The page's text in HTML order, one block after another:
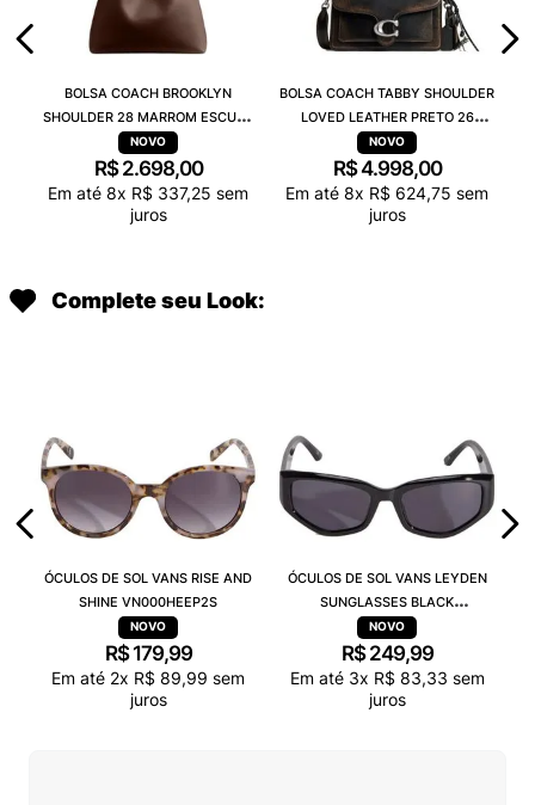
BOLSA COACH BROOKLYN
SHOULDER 28 MARROM ESCURO
CU068B4MPL
R$ 2.698,00
Em até 8x R$ 337,25 sem
juros
BOLSA COACH TABBY SHOULDER
LOVED LEATHER PRETO 26
CBH35LHPMZ
R$4.998,00
Em até 8x R$ 624,75 sem
juros
Complete seu Look:
ÓCULOS DE SOL VANS RISE AND
SHINE VN000HEEP2S
R$ 179,99
Em até 2x R$ 89,99 sem
juros
ÓCULOS DE SOL VANS LEYDEN
SUNGLASSES BLACK
VN000T0CBLK
R$ 249,99
Em até 3x R$ 83,33 sem
juros